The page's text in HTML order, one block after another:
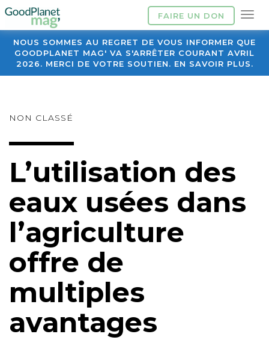
FAIRE UN DON
NOUS SOMMES AU REGRET DE VOUS INFORMER QUE
GOODPLANET MAG' VA S'ARRÊTER COURANT AVRIL
2026. MERCI DE VOTRE SOUTIEN. EN SAVOIR PLUS.
NON CLASSÉ
L’utilisation des
eaux usées dans
l’agriculture
offre de
multiples
avantages